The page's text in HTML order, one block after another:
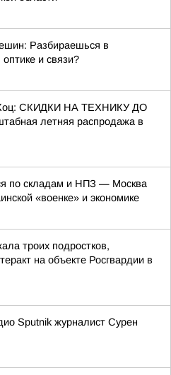
Разбираешься в
и связи?
СКИДКИ НА ТЕХНИКУ ДО
летняя распродажа в
по складам и НПЗ — Москва
«военке» и экономике
троих подростков,
на объекте Росгвардии в
Sputnik журналист Сурен